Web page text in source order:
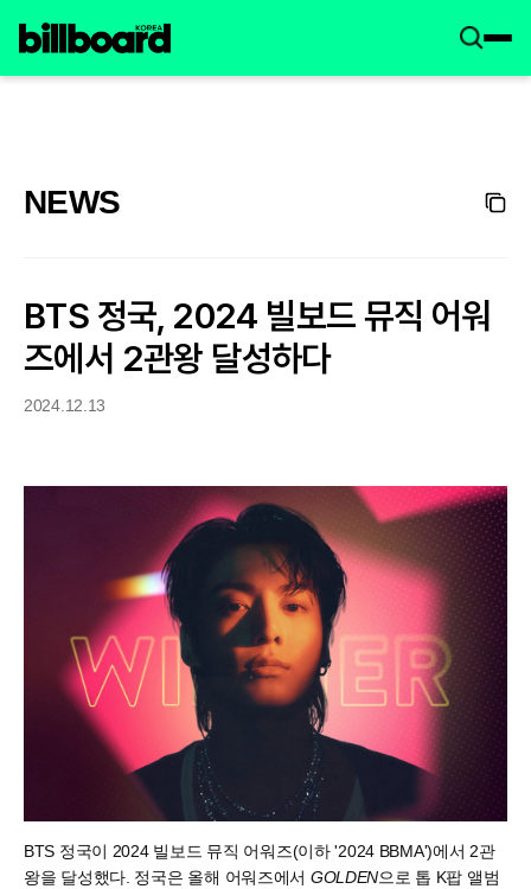
NEWS
BTS 정국, 2024 빌보드 뮤직 어워
즈에서 2관왕 달성하다
2024.12.13
BTS 정국이 2024 빌보드 뮤직 어워즈(이하 '2024 BBMA')에서 2관
왕을 달성했다. 정국은 올해 어워즈에서 GOLDEN으로 톱 K팝 앨범